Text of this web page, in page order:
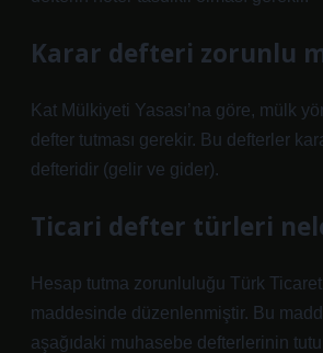
Karar defteri zorunlu
Kat Mülkiyeti Yasası’na göre, mülk
defter tutması gerekir. Bu defterler
defteridir (gelir ve gider).
Ticari defter türleri
Hesap tutma zorunluluğu Türk
maddesinde düzenlenmiştir. Bu
aşağıdaki muhasebe defterlerinin